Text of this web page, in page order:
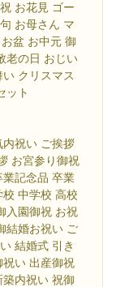
お花見 ゴー
お母さん マ
盆 お中元 御
老の日 おじい
クリスマス
ット
祝い ご挨拶
お宮参り御祝
記念品 卒業
中学校 高校
入園御祝 お祝
結婚お祝い ご
結婚式 引き
い 出産御祝
内祝い 祝御